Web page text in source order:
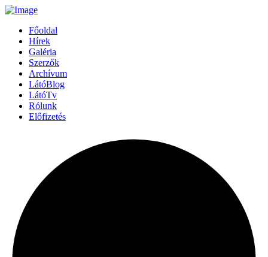
Főoldal
Hírek
Galéria
Szerzők
Archívum
LátóBlog
LátóTv
Rólunk
Előfizetés